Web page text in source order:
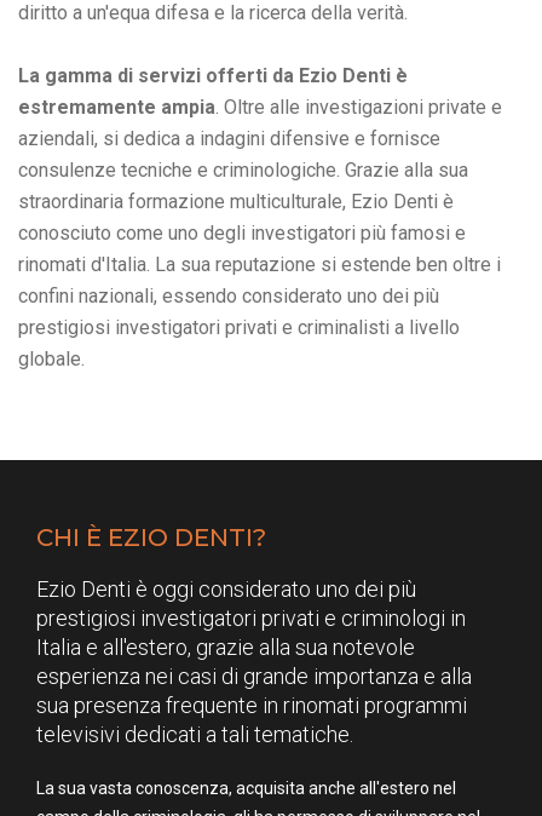
diritto a un'equa difesa e la ricerca della verità.
La gamma di servizi offerti da Ezio Denti è
estremamente ampia. Oltre alle investigazioni private e
aziendali, si dedica a indagini difensive e fornisce
consulenze tecniche e criminologiche. Grazie alla sua
straordinaria formazione multiculturale, Ezio Denti è
conosciuto come uno degli investigatori più famosi e
rinomati d'Italia. La sua reputazione si estende ben oltre i
confini nazionali, essendo considerato uno dei più
prestigiosi investigatori privati e criminalisti a livello
globale.
CHI È EZIO DENTI?
Ezio Denti è oggi considerato uno dei più
prestigiosi investigatori privati e criminologi in
Italia e all'estero, grazie alla sua notevole
esperienza nei casi di grande importanza e alla
sua presenza frequente in rinomati programmi
televisivi dedicati a tali tematiche.
La sua vasta conoscenza, acquisita anche all'estero nel